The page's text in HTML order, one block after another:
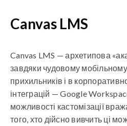
Canvas LMS
Canvas LMS — архетипова
завдяки чудовому
прихильників і в
інтеграцій — Google
можливості кастомізації
того, хто дійсно вивчить ці